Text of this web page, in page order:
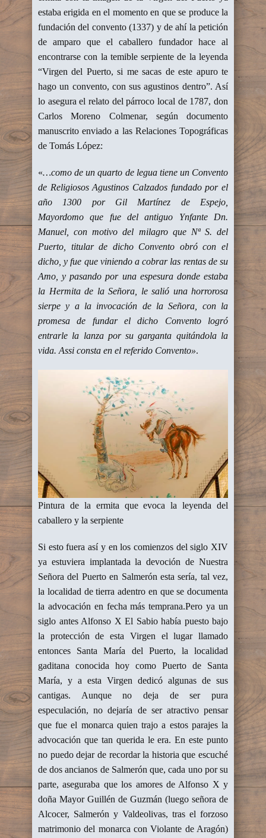
estaba erigida en el momento en que se produce la
fundación del convento (1337) y de ahí la petición
de amparo que el caballero fundador hace al
encontrarse con la temible serpiente de la leyenda
“Virgen del Puerto, si me sacas de este apuro te
hago un convento, con sus agustinos dentro”. Así
lo asegura el relato del párroco local de 1787, don
Carlos Moreno Colmenar, según documento
manuscrito enviado a las Relaciones Topográficas
de Tomás López:
«…como de un quarto de legua tiene un Convento
de Religiosos Agustinos Calzados fundado por el
año 1300 por Gil Martínez de Espejo,
Mayordomo que fue del antiguo Ynfante Dn.
Manuel, con motivo del milagro que Nª S. del
Puerto, titular de dicho Convento obró con el
dicho, y fue que viniendo a cobrar las rentas de su
Amo, y pasando por una espesura donde estaba
la Hermita de la Señora, le salió una horrorosa
sierpe y a la invocación de la Señora, con la
promesa de fundar el dicho Convento logró
entrarle la lanza por su garganta quitándola la
vida. Assi consta en el referido Convento».
Pintura de la ermita que evoca la leyenda del
caballero y la serpiente
Si esto fuera así y en los comienzos del siglo XIV
ya estuviera implantada la devoción de Nuestra
Señora del Puerto en Salmerón esta sería, tal vez,
la localidad de tierra adentro en que se documenta
la advocación en fecha más temprana.Pero ya un
siglo antes Alfonso X El Sabio había puesto bajo
la protección de esta Virgen el lugar llamado
entonces Santa María del Puerto, la localidad
gaditana conocida hoy como Puerto de Santa
María, y a esta Virgen dedicó algunas de sus
cantigas. Aunque no deja de ser pura
especulación, no dejaría de ser atractivo pensar
que fue el monarca quien trajo a estos parajes la
advocación que tan querida le era. En este punto
no puedo dejar de recordar la historia que escuché
de dos ancianos de Salmerón que, cada uno por su
parte, aseguraba que los amores de Alfonso X y
doña Mayor Guillén de Guzmán (luego señora de
Alcocer, Salmerón y Valdeolivas, tras el forzoso
matrimonio del monarca con Violante de Aragón)